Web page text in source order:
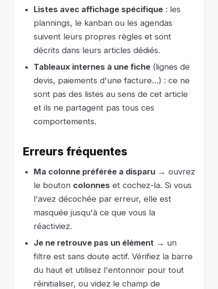
Listes avec affichage spécifique : les
plannings, le kanban ou les agendas
suivent leurs propres règles et sont
décrits dans leurs articles dédiés.
Tableaux internes à une fiche (lignes de
devis, paiements d'une facture…) : ce ne
sont pas des listes au sens de cet article
et ils ne partagent pas tous ces
comportements.
Erreurs fréquentes
Ma colonne préférée a disparu → ouvrez
le bouton colonnes et cochez-la. Si vous
l'avez décochée par erreur, elle est
masquée jusqu'à ce que vous la
réactiviez.
Je ne retrouve pas un élément → un
filtre est sans doute actif. Vérifiez la barre
du haut et utilisez l'entonnoir pour tout
réinitialiser, ou videz le champ de